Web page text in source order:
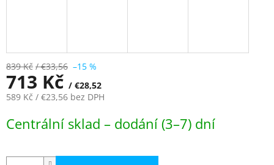
839 Kč / €33,56 –15 %
713 Kč / €28,52
589 Kč / €23,56 bez DPH
cena:
Centrální sklad – dodání (3–7) dní